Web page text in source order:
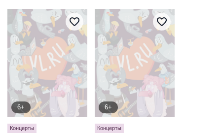
6+
Концерты
6+
Концерты